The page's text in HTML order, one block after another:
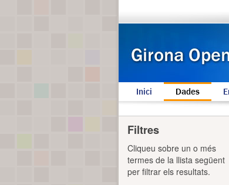
Inici Dades
Filtres
Cliqueu sobre un o més
termes de la llista següent
per filtrar els resultats.